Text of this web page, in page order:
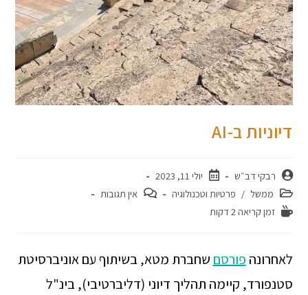
דיוניות ב-AI
רבקי דב״ש
יולי 11, 2023
ממשל / פרטיות וטכנולוגיה
אין תגובות
זמן קריאה 2 דקות
לאחרונה פורסם שחברת מטא, בשיתוף עם אוניברסיטת
סטנפורד, קיימה תהליך דיוני (דליברטיבי), בינ"ל